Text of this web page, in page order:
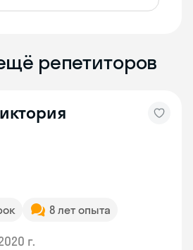
репетиторов
8 лет опыта
г.